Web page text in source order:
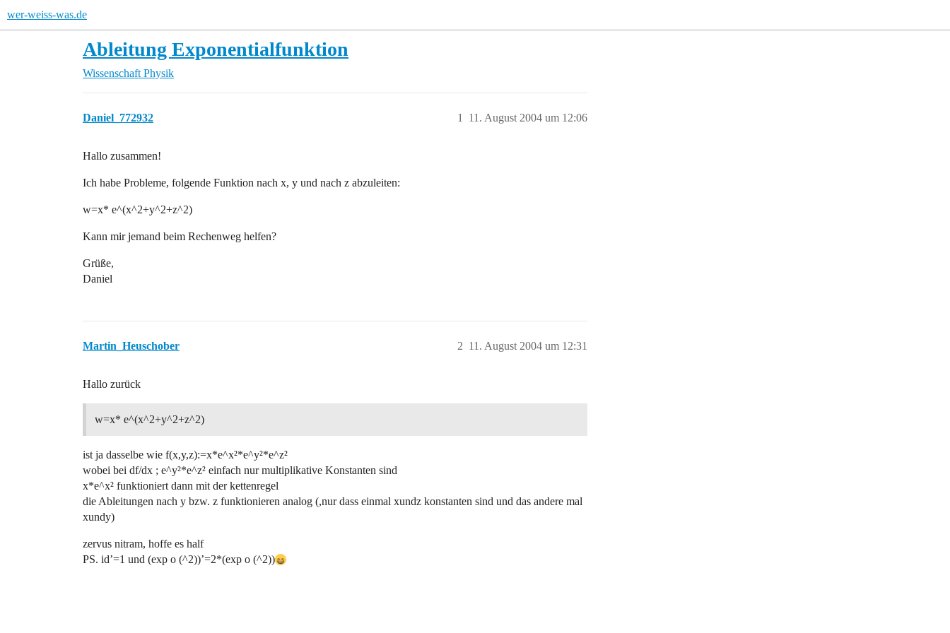
wer-weiss-was.de
Ableitung Exponentialfunktion
Wissenschaft Physik
Daniel_772932 11. August 2004 um 12:06
1
Hallo zusammen!
Ich habe Probleme, folgende Funktion nach x, y und nach z abzuleiten:
w=x* e^(x^2+y^2+z^2)
Kann mir jemand beim Rechenweg helfen?
Grüße,
Daniel
Martin_Heuschober 11. August 2004 um 12:31
2
Hallo zurück
w=x* e^(x^2+y^2+z^2)
ist ja dasselbe wie f(x,y,z):=x*e^x²*e^y²*e^z²
wobei bei df/dx ; e^y²*e^z² einfach nur multiplikative Konstanten sind
x*e^x² funktioniert dann mit der kettenregel
die Ableitungen nach y bzw. z funktionieren analog (,nur dass einmal xundz konstanten sind und das andere mal
xundy)
zervus nitram, hoffe es half
PS. id’=1 und (exp o (^2))’=2*(exp o (^2))